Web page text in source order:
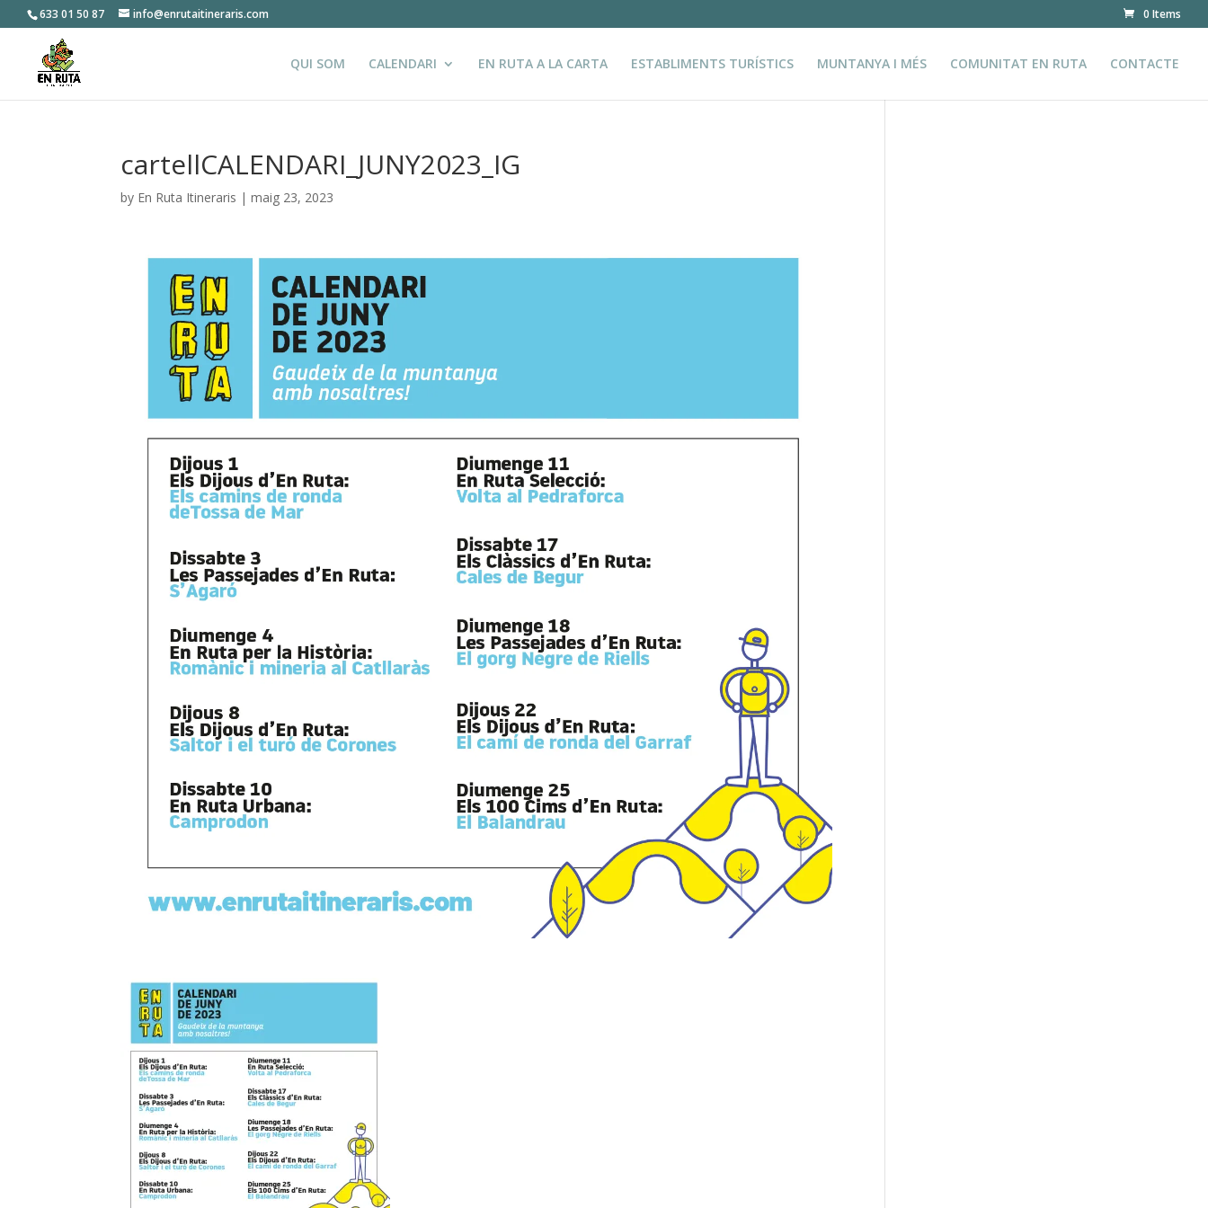
633 01 50 87 info@enrutaitineraris.com 0 Items
QUI SOM CALENDARI EN RUTA A LA CARTA ESTABLIMENTS TURÍSTICS MUNTANYA I MÉS COMUNITAT EN RUTA CONTACTE
cartellCALENDARI_JUNY2023_IG
by En Ruta Itineraris |maig 23, 2023